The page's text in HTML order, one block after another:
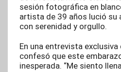
sesión fotográfica en
artista de 39 años lució su
con serenidad y orgullo.
En una entrevista
confesó que este
inesperada. “Me siento